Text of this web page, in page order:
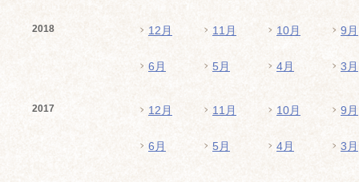
2018 12月 11月 10月 9月
6月 5月 4月 3月
2017 12月 11月 10月 9月
6月 5月 4月 3月